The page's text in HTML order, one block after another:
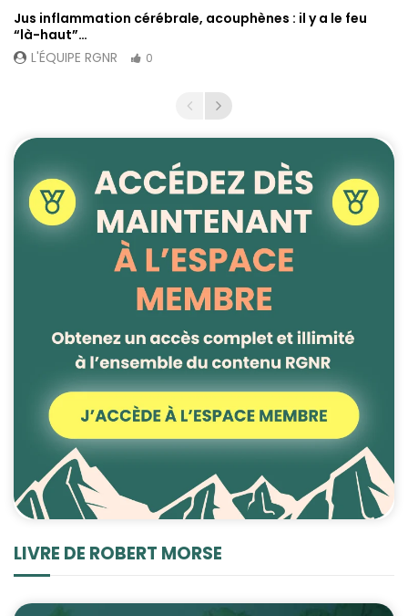
Jus inflammation cérébrale, acouphènes : il y a le feu
“là-haut”…
L'ÉQUIPE RGNR
0
LIVRE DE ROBERT MORSE